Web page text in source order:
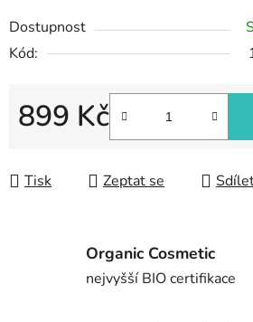
Dostupnost
Kód:
899 Kč
Tisk Zeptat se
Organic Cosmetic
nejvyšší BIO certifikace